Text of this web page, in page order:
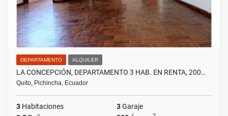
DEPARTAMENTO ALQUILER
LA CONCEPCIÓN, DEPARTAMENTO 3 HAB. EN RENTA, 200…
Quito, Pichincha, Ecuador
3 Habitaciones 3Garaje